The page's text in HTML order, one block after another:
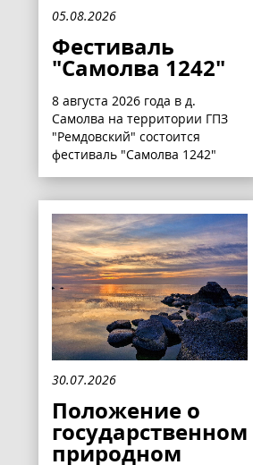
05.08.2026
Фестиваль
"Самолва 1242"
8 августа 2026 года в д.
Самолва на территории ГПЗ
"Ремдовский" состоится
фестиваль "Самолва 1242"
30.07.2026
Положение о
государственном
природном